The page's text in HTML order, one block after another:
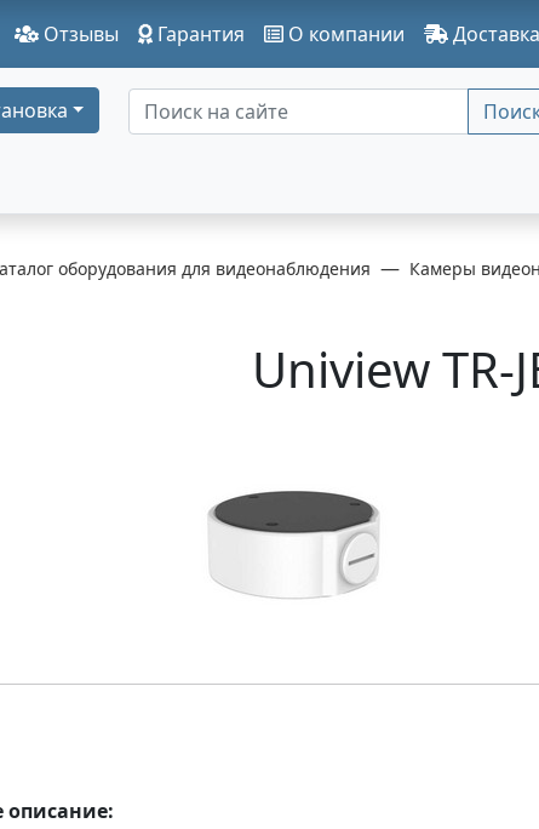
Отзывы Гарантия О компании Доставка
оборудования для видеонаблюдения Камеры
Uniview TR-
описание: